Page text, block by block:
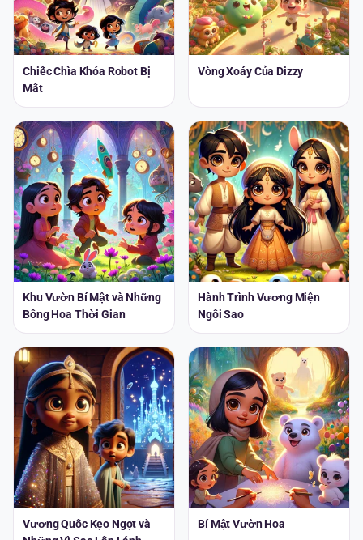
Chiếc Chìa Khóa Robot Bị
Mất
Vòng Xoáy Của Dizzy
Khu Vườn Bí Mật và Những
Bông Hoa Thời Gian
Hành Trình Vương Miện
Ngôi Sao
Vương Quốc Kẹo Ngọt và
Bí Mật Vườn Hoa